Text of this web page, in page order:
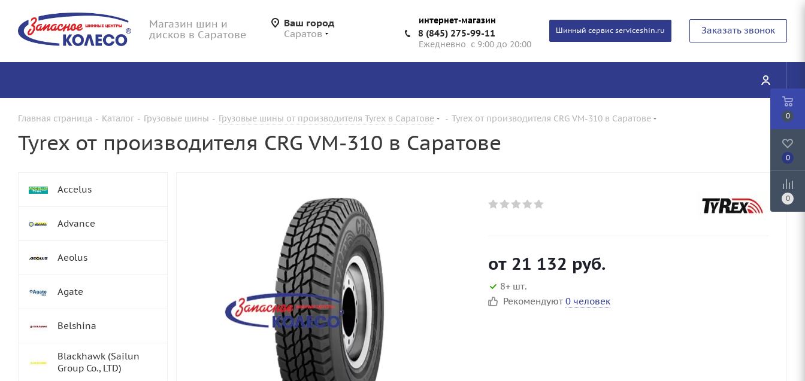
Магазин шин и
дисков в Саратове
Ваш город
Саратов
интернет-магазин
8 (845) 275-99-11
Ежедневно с 9:00 до 20:00
Шинный сервис serviceshin.ru Заказать звонок
Главная страница - Каталог - Грузовые шины - Грузовые шины от производителя Tyrex в Саратове - Tyrex от производителя CRG VM-310 в Саратове
Tyrex от производителя CRG VM-310 в Саратове
от 21 132 руб.
8+ шт.
Рекомендуют 0 человек
Accelus
Advance
Aeolus
Agate
Belshina
Blackhawk (Sailun
Group Co., LTD)
0
0
0